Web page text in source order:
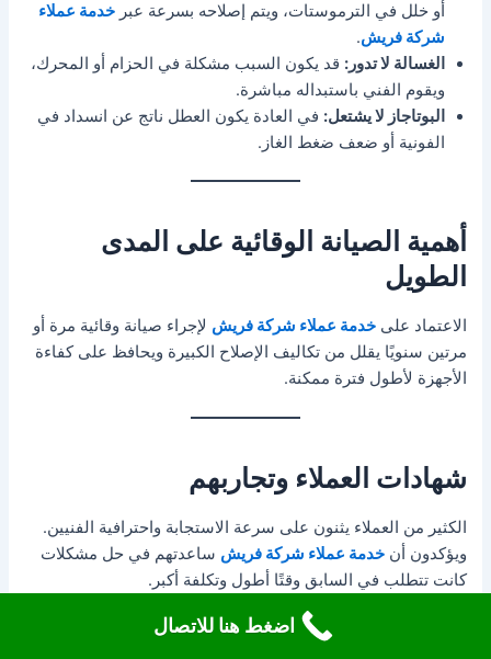
أو خلل في الترموستات، ويتم إصلاحه بسرعة عبرخدمة عملاء
شركة فريش.
الغسالة لا تدور: قد يكون السبب مشكلة في الحزام أو المحرك،
ويقوم الفني باستبداله مباشرة.
البوتاجاز لا يشتعل: في العادة يكون العطل ناتج عن انسداد في
الفونية أو ضعف ضغط الغاز.
أهمية الصيانة الوقائية على المدى
الطويل
الاعتماد علىخدمة عملاء شركة فريش لإجراء صيانة وقائية مرة أو
مرتين سنويًا يقلل من تكاليف الإصلاح الكبيرة ويحافظ على كفاءة
الأجهزة لأطول فترة ممكنة.
شهادات العملاء وتجاربهم
الكثير من العملاء يثنون على سرعة الاستجابة واحترافية الفنيين.
ويؤكدون أنخدمة عملاء شركة فريش ساعدتهم في حل مشكلات
كانت تتطلب في السابق وقتًا أطول وتكلفة أكبر.
اضغط هنا للاتصال